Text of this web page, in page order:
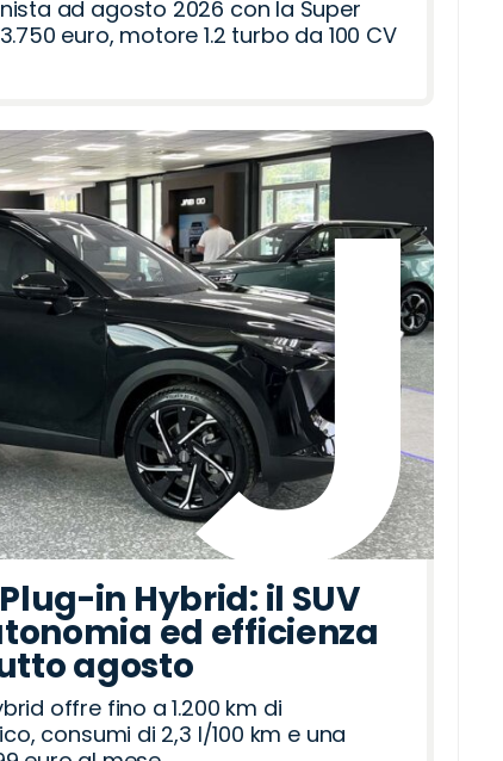
ad agosto 2026 con la Super
euro, motore 1.2 turbo da 100 CV
in Hybrid: il SUV
ed efficienza
agosto
offre fino a 1.200 km di
consumi di 2,3 l/100 km e una